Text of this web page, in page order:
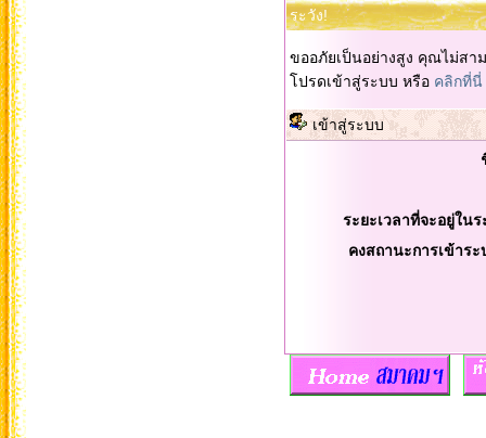
ระวัง!
ขออภัยเป็นอย่างสูง คุณไม่ส
โปรดเข้าสู่ระบบ หรือ คลิกที่นี่
เข้าสู่ระบบ
ระยะเวลาที่จะอยู่ใน
คงสถานะการเข้าร